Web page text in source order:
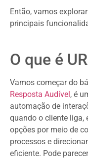
Então, vamos
principais
O que é
Vamos começar do
Resposta Audível , é
automação de
quando o cliente liga,
opções por meio de
processos e
eficiente. Pode